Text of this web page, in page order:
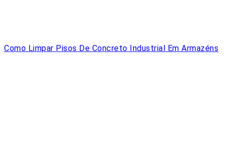
Como Limpar Pisos De Concreto Industrial Em Armazéns